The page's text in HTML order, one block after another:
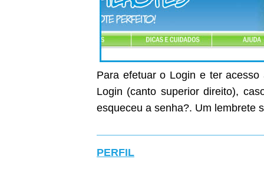
Para efetuar o Login e ter
Login (canto superior direito),
esqueceu a senha?. Um
PERFIL